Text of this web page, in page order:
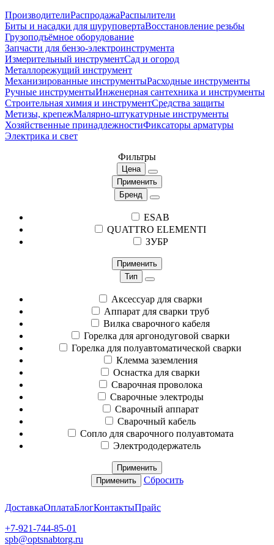
ПроизводителиРаспродажаРаспылители
Биты и насадки для шуруповертаВосстановление резьбы
Грузоподъёмное оборудование
Запчасти для бензо-электроинструмента
Измерительный инструментСад и огород
Металлорежущий инструмент
Механизированные инструментыРасходные инструменты
Ручные инструментыИнженерная сантехника и инструменты
Строительная химия и инструментСредства защиты
Метизы, крепежМалярно-штукатурные инструменты
Хозяйственные принадлежностиФиксаторы арматуры
Электрика и свет
Фильтры
Цена
Применить
Бренд
ESAB
QUATTRO ELEMENTI
ЗУБР
Применить
Тип
Аксессуар для сварки
Аппарат для сварки труб
Вилка сварочного кабеля
Горелка для аргонодуговой сварки
Горелка для полуавтоматической сварки
Клемма заземления
Оснастка для сварки
Сварочная проволока
Сварочные электроды
Сварочный аппарат
Сварочный кабель
Сопло для сварочного полуавтомата
Электрододержатель
Применить
Применить
Сбросить
ДоставкаОплатаБлогКонтактыПрайс
+7-921-744-85-01
spb@optsnabtorg.ru